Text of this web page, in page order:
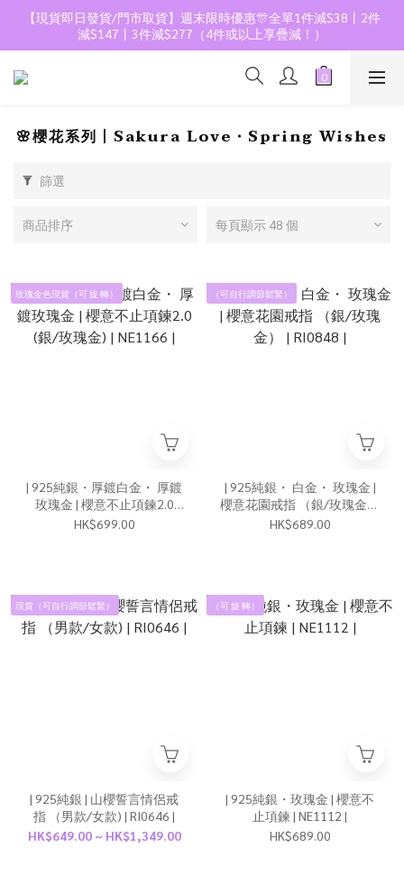
【現貨即日發貨/門市取貨】週末限時優惠🎊全單1件減$38丨2件
減$147丨3件減$277（4件或以上享疊減！）
🌸櫻花系列丨Sakura Love・Spring Wishes
篩選
商品排序 每頁顯示 48 個
玫瑰金色現貨（可 旋 轉）
| 925純銀・厚鍍白金・ 厚鍍
玫瑰金 | 櫻意不止項鍊2.0
(銀/玫瑰金) | NE1166 |
HK$699.00
（可自行調節鬆緊）
| 925純銀・ 白金・ 玫瑰金 |
櫻意花園戒指 （銀/玫瑰金）
| RI0848 |
HK$689.00
現貨（可自行調節鬆緊）
| 925純銀 | 山櫻誓言情侶戒
指 （男款/女款) | RI0646 |
HK$649.00 ~ HK$1,349.00
（可 旋 轉）
| 925純銀・玫瑰金 | 櫻意不
止項鍊 | NE1112 |
HK$689.00